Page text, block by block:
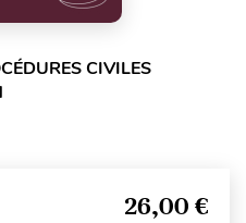
CIVILES
26,00 €